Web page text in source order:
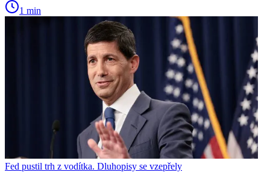
1 min
Fed pustil trh z vodítka. Dluhopisy se vzepřely